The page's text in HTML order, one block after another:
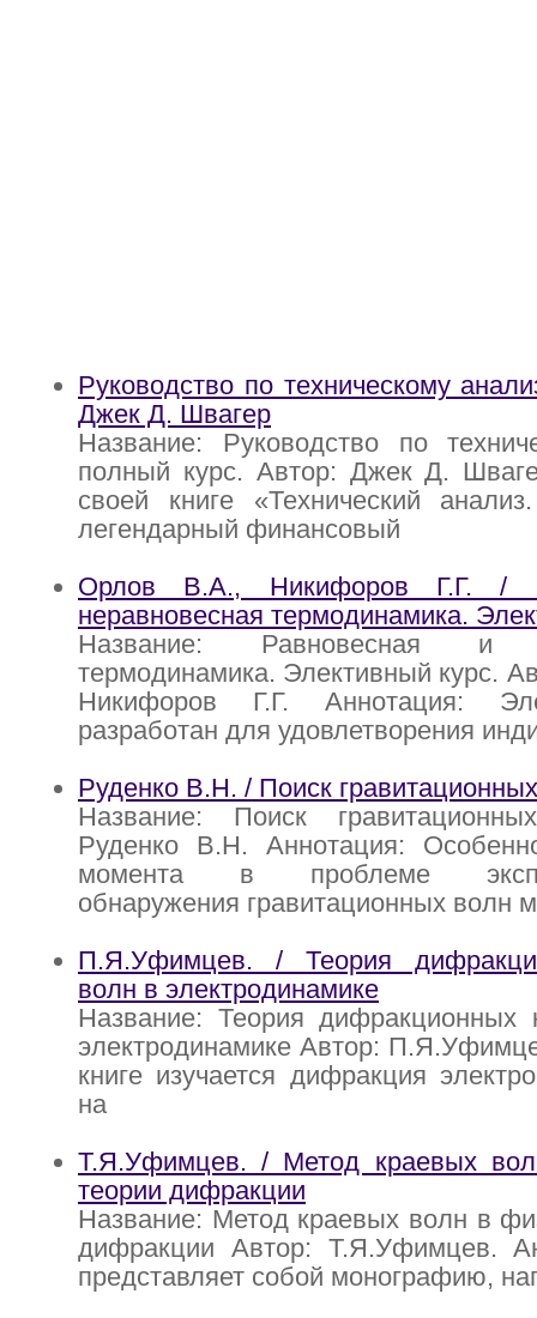
Руководство по техническому
Джек Д. Швагер
Название: Руководство по
полный курс. Автор: Джек Д.
своей книге «Технический
легендарный финансовый
Орлов В.А., Никифоров Г.Г. /
неравновесная термодинамика.
Название: Равновесная и
термодинамика. Элективный курс.
Никифоров Г.Г. Аннотация:
разработан для удовлетворения
Руденко В.Н. / Поиск
Название: Поиск
Руденко В.Н. Аннотация:
момента в проблеме
обнаружения гравитационных волн
П.Я.Уфимцев. / Теория
волн в электродинамике
Название: Теория дифракционных
электродинамике Автор:
книге изучается дифракция
на
Т.Я.Уфимцев. / Метод краевых
теории дифракции
Название: Метод краевых волн в
дифракции Автор: Т.Я.Уфимцев.
представляет собой монографию,